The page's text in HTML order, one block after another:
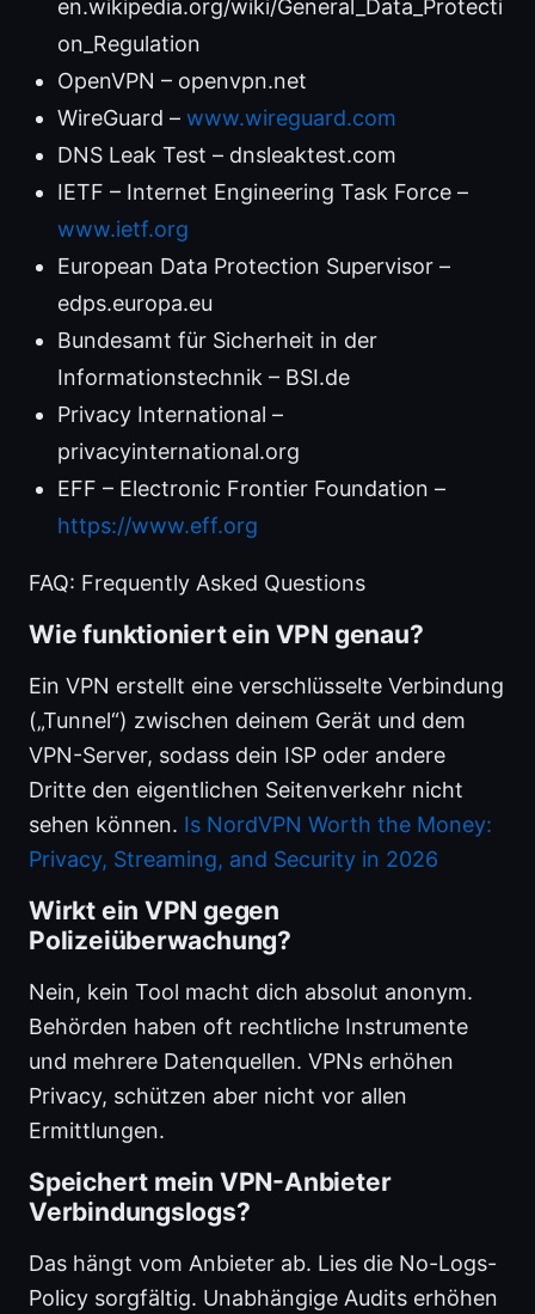
en.wikipedia.org/wiki/General_Data_Protecti
on_Regulation
OpenVPN – openvpn.net
WireGuard – www.wireguard.com
DNS Leak Test – dnsleaktest.com
IETF – Internet Engineering Task Force –
www.ietf.org
European Data Protection Supervisor –
edps.europa.eu
Bundesamt für Sicherheit in der
Informationstechnik – BSI.de
Privacy International –
privacyinternational.org
EFF – Electronic Frontier Foundation –
https://www.eff.org
FAQ: Frequently Asked Questions
Wie funktioniert ein VPN genau?
Ein VPN erstellt eine verschlüsselte Verbindung
(„Tunnel“) zwischen deinem Gerät und dem
VPN-Server, sodass dein ISP oder andere
Dritte den eigentlichen Seitenverkehr nicht
sehen können. Is NordVPN Worth the Money:
Privacy, Streaming, and Security in 2026
Wirkt ein VPN gegen
Polizeiüberwachung?
Nein, kein Tool macht dich absolut anonym.
Behörden haben oft rechtliche Instrumente
und mehrere Datenquellen. VPNs erhöhen
Privacy, schützen aber nicht vor allen
Ermittlungen.
Speichert mein VPN-Anbieter
Verbindungslogs?
Das hängt vom Anbieter ab. Lies die No-Logs-
Policy sorgfältig. Unabhängige Audits erhöhen